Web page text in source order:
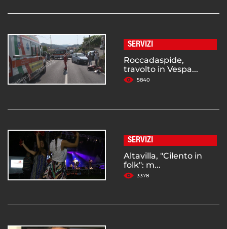
SERVIZI
Roccadaspide,
travolto in Vespa...
5840
SERVIZI
Altavilla, "Cilento in
folk": m...
3378